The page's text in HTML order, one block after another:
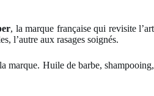
, la marque française qui revisite l’art
l’autre aux rasages soignés.
marque. Huile de barbe, shampooing,